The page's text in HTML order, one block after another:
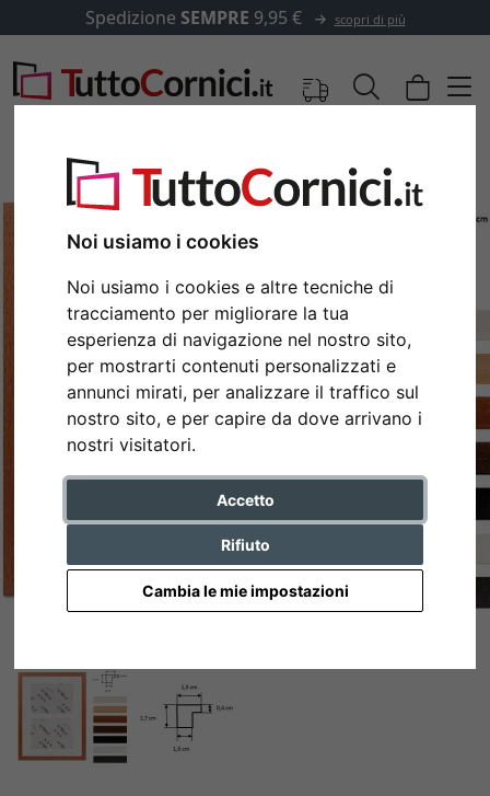
Noi usiamo i cookies
Noi usiamo i cookies e altre tecniche di
tracciamento per migliorare la tua
esperienza di navigazione nel nostro sito,
per mostrarti contenuti personalizzati e
annunci mirati, per analizzare il traffico sul
nostro sito, e per capire da dove arrivano i
nostri visitatori.
Accetto
Rifiuto
Cambia le mie impostazioni
Spedizione SEMPRE 9,95 € scopri di più
Indietro